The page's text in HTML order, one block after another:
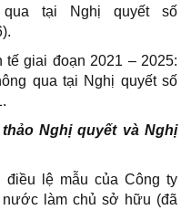
tại Nghị quyết số
giai đoạn 2021 – 2025:
qua tại Nghị quyết số
Nghị quyết và Nghị
lệ mẫu của Công ty
làm chủ sở hữu (đã